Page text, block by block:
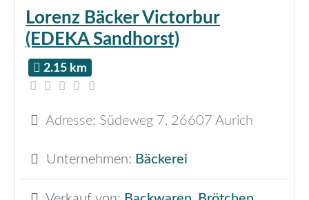
Lorenz Bäcker Victorbur
(EDEKA Sandhorst)
2.15 km
Adresse: Südeweg 7, 26607 Aurich
Unternehmen: Bäckerei